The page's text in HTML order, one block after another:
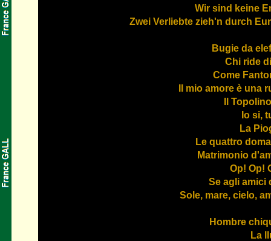
Wir sind keine
Zwei Verliebte zieh'n durch
Bugie da
Chi ride
Come
Il mio amore è una
Il
Io si,
La
Le quattro
Matrimonio
Op! Op!
Se agli amici
Sole, mare, cielo,
Hombre
La